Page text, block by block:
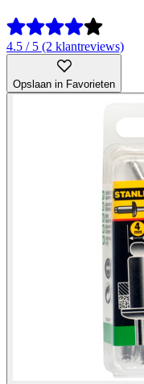
4.5 / 5 (2 klantreviews)
Opslaan in Favorieten